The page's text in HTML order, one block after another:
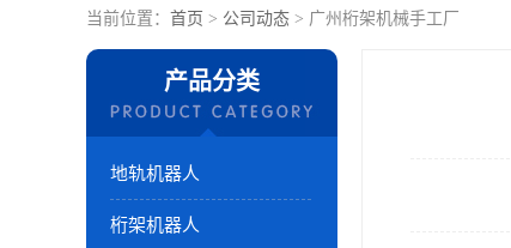
当前位置： 首页 > 公司动态 > 广州桁架机械手工厂
产品分类
地轨机器人
桁架机器人